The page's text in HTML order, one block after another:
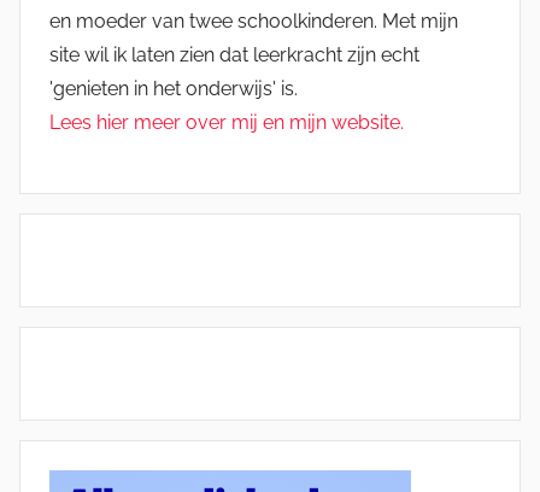
en moeder van twee schoolkinderen. Met mijn
site wil ik laten zien dat leerkracht zijn echt
'genieten in het onderwijs' is.
Lees hier meer over mij en mijn website.